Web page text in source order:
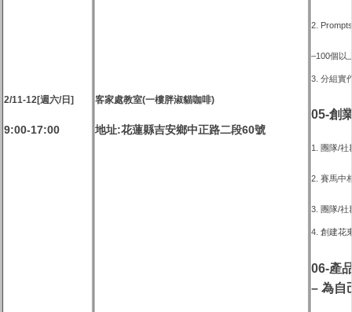
2/11-12[週六/日]
9:00-17:00
客家處教室(一樓胖淑貓咖啡)
地址:花蓮縣吉安鄉中正路二段60號
2.
–100個以
3. 分組實
05-創
1. 團隊/社
2. 賽馬中
3. 團隊/社
4. 創建花
06-產
– 為自